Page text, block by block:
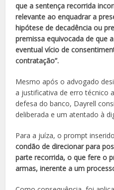
que a sentença recorrida
relevante ao enquadrar a
hipótese de decadência ou
premissa equivocada de que
eventual vício de
contratação”.
Mesmo após o advogado
a justificativa de erro técnico
defesa do banco, Dayrell
deliberada e um atentado à
Para a juíza, o prompt
condão de direcionar para
parte recorrida, o que fere o
armas, inerente a um